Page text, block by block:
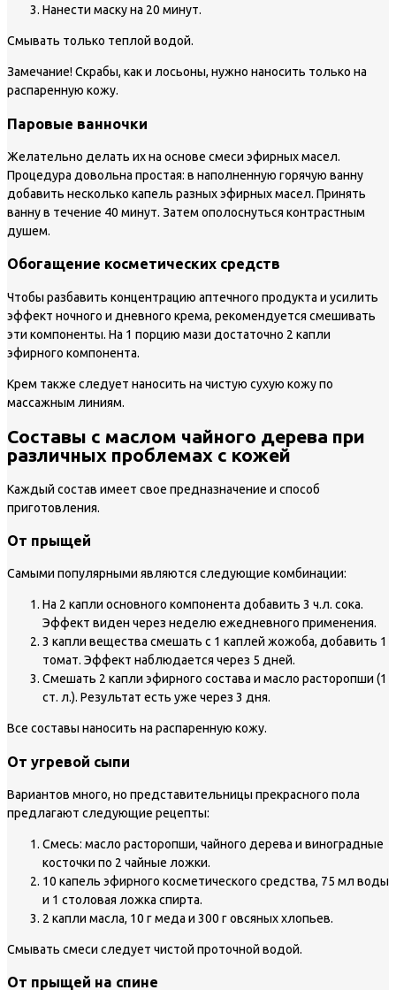
Нанести маску на 20 минут.
Смывать только теплой водой.
Замечание!Скрабы, как и лосьоны, нужно наносить только на
распаренную кожу.
Паровые ванночки
Желательно делать их на основе смеси эфирных масел.
Процедура довольна простая: в наполненную горячую ванну
добавить несколько капель разных эфирных масел. Принять
ванну в течение 40 минут. Затем ополоснуться контрастным
душем.
Обогащение косметических средств
Чтобы разбавить концентрацию аптечного продукта и усилить
эффект ночного и дневного крема, рекомендуется смешивать
эти компоненты. На 1 порцию мази достаточно 2 капли
эфирного компонента.
Крем также следует наносить на чистую сухую кожу по
массажным линиям.
Составы с маслом чайного дерева при
различных проблемах с кожей
Каждый состав имеет свое предназначение и способ
приготовления.
От прыщей
Самыми популярными являются следующие комбинации:
На 2 капли основного компонента добавить 3 ч.л. сока.
Эффект виден через неделю ежедневного применения.
3 капли вещества смешать с 1 каплей жожоба, добавить 1
томат. Эффект наблюдается через 5 дней.
Смешать 2 капли эфирного состава и масло расторопши (1
ст. л.). Результат есть уже через 3 дня.
Все составы наносить на распаренную кожу.
От угревой сыпи
Вариантов много, но представительницы прекрасного пола
предлагают следующие рецепты:
Смесь: масло расторопши, чайного дерева и виноградные
косточки по 2 чайные ложки.
10 капель эфирного косметического средства, 75 мл воды
и 1 столовая ложка спирта.
2 капли масла, 10 г меда и 300 г овсяных хлопьев.
Смывать смеси следует чистой проточной водой.
От прыщей на спине